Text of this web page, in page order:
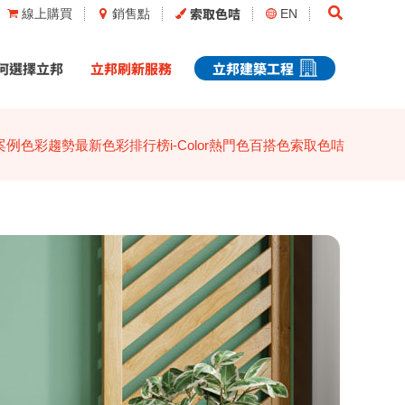
線上購買 銷售點 索取色咭 EN Search
選擇立邦 立邦刷新服務 立邦建築工程
例色彩趨勢最新色彩排行榜i-Color熱門色百搭色索取色咭